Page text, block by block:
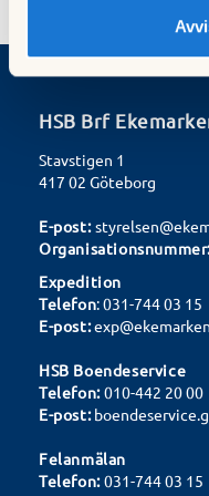
HSB Brf
Stavstigen 1
417 02 Göteborg
E-post:
Expedition
Telefon: 031-744 03 15
E-post:
HSB Boendeservice
Telefon:010-442 20 00
E-post:
Felanmälan
Telefon:031-744 03 15